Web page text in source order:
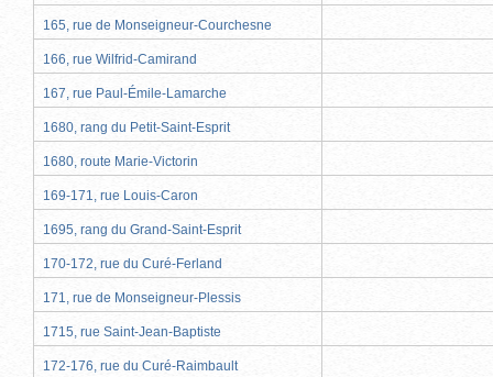
165, rue de Monseigneur-Courchesne
166, rue Wilfrid-Camirand
167, rue Paul-Émile-Lamarche
1680, rang du Petit-Saint-Esprit
1680, route Marie-Victorin
169-171, rue Louis-Caron
1695, rang du Grand-Saint-Esprit
170-172, rue du Curé-Ferland
171, rue de Monseigneur-Plessis
1715, rue Saint-Jean-Baptiste
172-176, rue du Curé-Raimbault